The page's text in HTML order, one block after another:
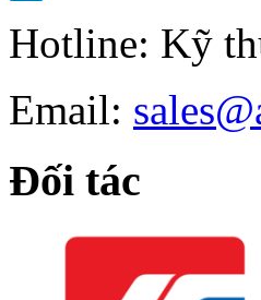
Hotline: Kỹ
Email:
Đối tác